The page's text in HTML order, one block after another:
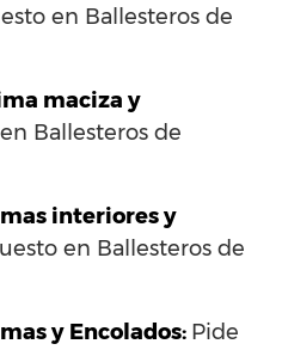
en Ballesteros de
maciza y
Ballesteros de
interiores y
en Ballesteros de
y Encolados: Pide